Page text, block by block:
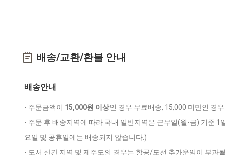
배송/교환/환불 안내
배송안내
- 주문금액이 15,000원 이상인 경우 무료배송, 15,000 미만인 경
- 주문 후 배송지역에 따라 국내 일반지역은 근무일(월-금) 기준
요일 및 공휴일에는 배송되지 않습니다.)
- 도서 산간 지역 및 제주도의 경우는 항공/도선 추가운임이 부과